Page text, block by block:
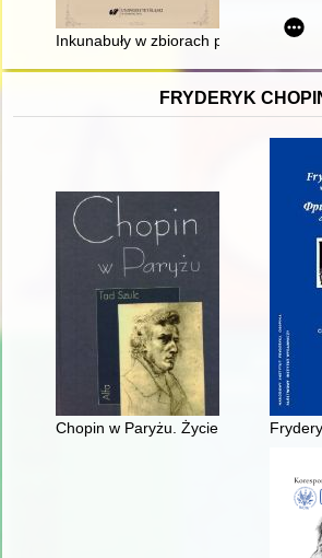
Inkunabuły w zbiorach paulinów
FRYDERYK
Chopin w Paryżu. Życie i epoka